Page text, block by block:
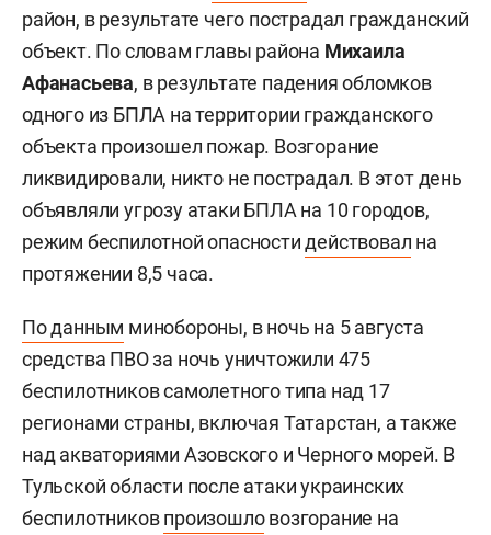
район, в результате чего пострадал гражданский
объект. По словам главы района Михаила
Афанасьева, в результате падения обломков
одного из БПЛА на территории гражданского
объекта произошел пожар. Возгорание
ликвидировали, никто не пострадал. В этот день
объявляли угрозу атаки БПЛА на 10 городов,
режим беспилотной опасностидействовал на
протяжении 8,5 часа.
По данным минобороны, в ночь на 5 августа
средства ПВО за ночь уничтожили 475
беспилотников самолетного типа над 17
регионами страны, включая Татарстан, а также
над акваториями Азовского и Черного морей. В
Тульской области после атаки украинских
беспилотниковпроизошловозгорание на